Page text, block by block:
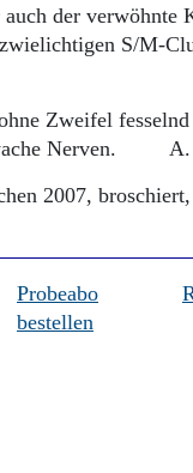
der verwöhnte
S/M-
Zweifel fesselnd
Nerven. A.
2007,
Probeabo
bestellen